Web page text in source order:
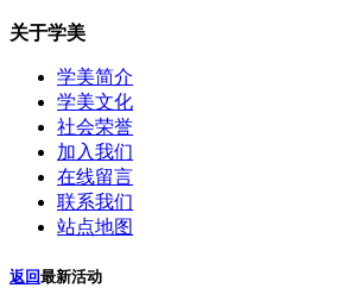
关于学美
学美简介
学美文化
社会荣誉
加入我们
在线留言
联系我们
站点地图
返回最新活动